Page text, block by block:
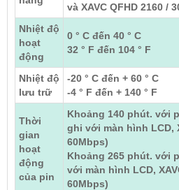
và XAVC QFHD 2160 /
Nhiệt độ
hoạt
động
0 ° C đến 40 ° C
32 ° F đến 104 ° F
Nhiệt độ
lưu trữ
-20 ° C đến + 60 ° C
-4 ° F đến + 140 ° F
Thời
gian
hoạt
động
của pin
Khoảng 140 phút. với
ghi với màn hình LCD,
60Mbps)
Khoảng 265 phút. với
với màn hình LCD,
60Mbps)